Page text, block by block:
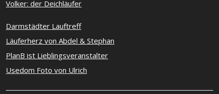
Volker: der Deichläufer
Darmstädter Lauftreff
Läuferherz von Abdel & Stephan
PlanB ist Lieblingsveranstalter
Usedom Foto von Ulrich